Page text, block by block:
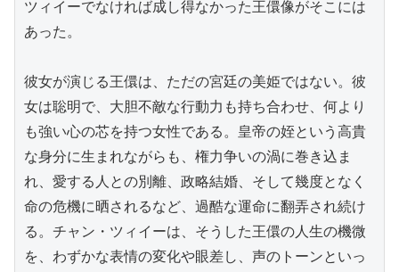
ツィイーでなければ成し得なかった王儇像がそこには
あった。
彼女が演じる王儇は、ただの宮廷の美姫ではない。彼
女は聡明で、大胆不敵な行動力も持ち合わせ、何より
も強い心の芯を持つ女性である。皇帝の姪という高貴
な身分に生まれながらも、権力争いの渦に巻き込ま
れ、愛する人との別離、政略結婚、そして幾度となく
命の危機に晒されるなど、過酷な運命に翻弄され続け
る。チャン・ツィイーは、そうした王儇の人生の機微
を、わずかな表情の変化や眼差し、声のトーンといっ